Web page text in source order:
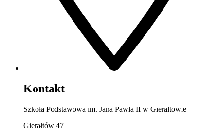
Kontakt
Szkoła Podstawowa im. Jana Pawła II w Gierałtowie
Gierałtów 47